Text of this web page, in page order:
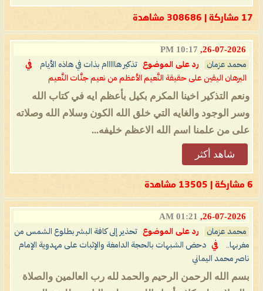
17 مشاركة | 308686 مشاهدة
26-07-2026,
10:17 PM
محمد عزمان رد على الموضوع تذكير هااااام بذات في هاذه الأيام
في
البرهان اليقين على حقيقة النَّعيم الأعظم من نعيم جنَّات النَّعيم
ونعم التذكير اخينا المكرم بكيل بأعظم ايه في كتاب الله
وسر الوجود والغايه التي خلق الله الكون وسلام الله وصلاته
على من علمنا اسم الله الاعظم خليفه...
شاهد أكثر
6 مشاركة | 13505 مشاهدة
26-07-2026,
01:21 AM
محمد عزمان رد على الموضوع
تحذير إلى كافة البشر بطلوع الشمس من
مغربها..
في
دحض الشبهات بالحجة الدامغة والإثبات على مهدوية الإمام
ناصر محمد اليماني
بسم الله الرحمن الرحيم والحمد لله رب العالمين والصلاة